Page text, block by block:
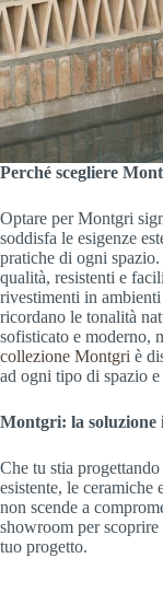
Perché scegliere
Optare per Montgri
soddisfa le esigenze
pratiche di ogni
qualità, resistenti e
rivestimenti in
ricordano le tonalità
sofisticato e moderno,
collezione Montgri è
ad ogni tipo di spazio e
Montgri: la soluzione
Che tu stia
esistente, le ceramiche
non scende a
showroom per
tuo progetto.